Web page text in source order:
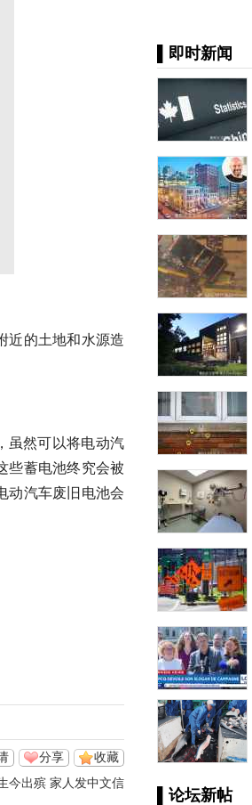
近的土地和水源造
虽然可以将电动汽
些蓄电池终究会被
动汽车废旧电池会
收藏
分享
今出殡 家人发中文信
▌即时新闻
▌论坛新帖